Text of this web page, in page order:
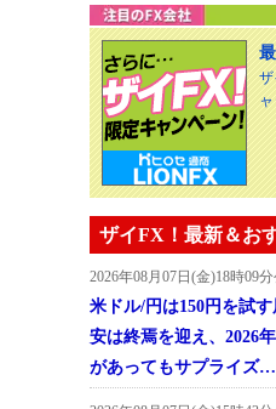
ザ
ザイFX！最新＆お
2026年08月07日(金)18時09
米ドル/円は150円を試
安は終焉を迎え、2026
があってもサプライズ…